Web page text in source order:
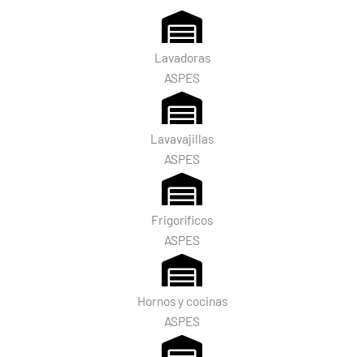
Lavadoras
ASPES
Lavavajillas
ASPES
Frigoríficos
ASPES
Hornos y cocinas
ASPES